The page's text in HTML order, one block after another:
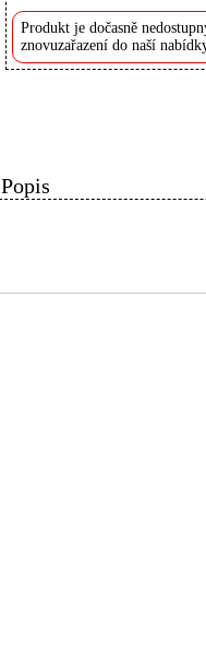
Produkt je dočasně
znovuzařazení do naší
Popis